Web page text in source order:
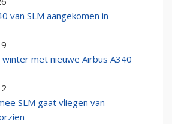
van SLM aangekomen in
winter met nieuwe Airbus A340
SLM gaat vliegen van